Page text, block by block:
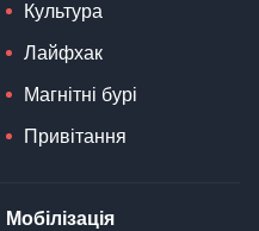
Культура
Лайфхак
Магнітні бурі
Привітання
Мобілізація